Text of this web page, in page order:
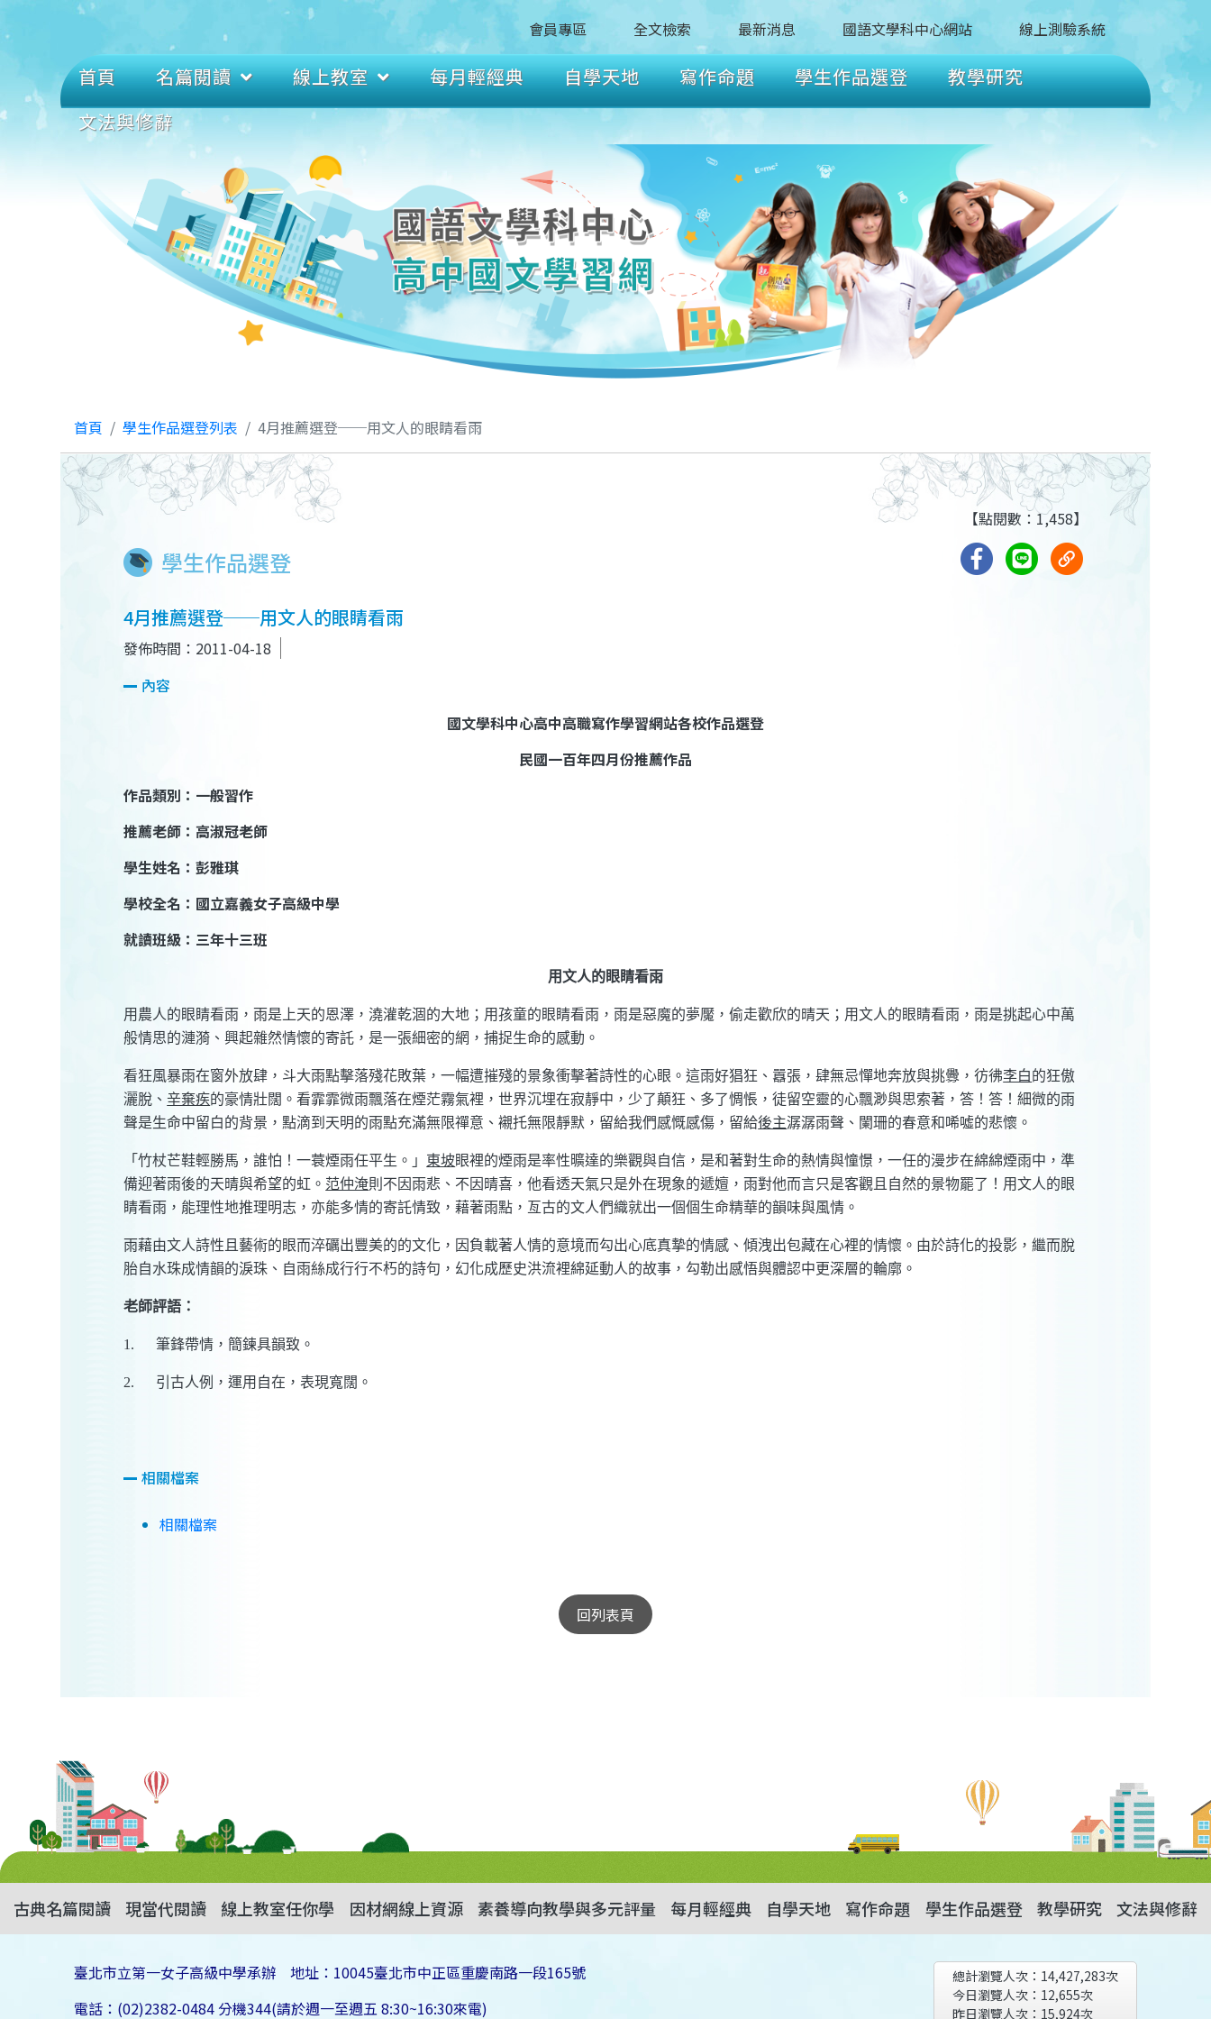
會員專區 全文檢索 最新消息 國語文學科中心網站 線上測驗系統
首頁 名篇閱讀 線上教室 每月輕經典 自學天地 寫作命題 學生作品選登
教學研究
文法與修辭
首頁 學生作品選登列表 4月推薦選登──用文人的眼睛看雨
學生作品選登
【點閱數：1,458】
4月推薦選登──用文人的眼睛看雨
發佈時間：2011-04-18
內容
國文學科中心高中高職寫作學習網站各校作品選登
民國一百年四月份推薦作品
作品類別：一般習作
推薦老師：高淑冠老師
學生姓名：彭雅琪
學校全名：國立嘉義女子高級中學
就讀班級：三年十三班
用文人的眼睛看雨
用農人的眼睛看雨，雨是上天的恩澤，澆灌乾涸的大地；用孩童的眼睛看雨，雨是惡魔的夢魘，偷走歡欣的晴天；用文人的眼睛看雨，雨是挑起心中萬
般情思的漣漪、興起雜然情懷的寄託，是一張細密的網，捕捉生命的感動。
看狂風暴雨在窗外放肆，斗大雨點擊落殘花敗葉，一幅遭摧殘的景象衝擊著詩性的心眼。這雨好猖狂、囂張，肆無忌憚地奔放與挑釁，彷彿李白的狂傲
灑脫、辛棄疾的豪情壯闊。看霏霏微雨飄落在煙茫霧氣裡，世界沉埋在寂靜中，少了顛狂、多了惆悵，徒留空靈的心飄渺與思索著，答！答！細微的雨
聲是生命中留白的背景，點滴到天明的雨點充滿無限禪意、襯托無限靜默，留給我們感慨感傷，留給後主潺潺雨聲、闌珊的春意和唏噓的悲懷。
「竹杖芒鞋輕勝馬，誰怕！一蓑煙雨任平生。」 東坡眼裡的煙雨是率性曠達的樂觀與自信，是和著對生命的熱情與憧憬，一任的漫步在綿綿煙雨中，準
備迎著雨後的天晴與希望的虹。 范仲淹則不因雨悲、不因晴喜，他看透天氣只是外在現象的遞嬗，雨對他而言只是客觀且自然的景物罷了！用文人的眼
睛看雨，能理性地推理明志，亦能多情的寄託情致，藉著雨點，亙古的文人們織就出一個個生命精華的韻味與風情。
雨藉由文人詩性且藝術的眼而淬礪出豐美的的文化，因負載著人情的意境而勾出心底真摯的情感、傾洩出包藏在心裡的情懷。由於詩化的投影，繼而脫
胎自水珠成情韻的淚珠、自雨絲成行行不朽的詩句，幻化成歷史洪流裡綿延動人的故事，勾勒出感悟與體認中更深層的輪廓。
老師評語：
1. 筆鋒帶情，簡鍊具韻致。
2. 引古人例，運用自在，表現寬闊。
相關檔案
相關檔案
回列表頁
古典名篇閱讀 現當代閱讀 線上教室任你學 因材網線上資源 素養導向教學與多元評量 每月輕經典 自學天地 寫作命題 學生作品選登 教學研究 文法與修辭
臺北市立第一女子高級中學承辦 地址：10045臺北市中正區重慶南路一段165號
電話：(02)2382-0484 分機344(請於週一至週五 8:30~16:30來電)
總計瀏覽人次： 14,427,283次
今日瀏覽人次： 12,655次
昨日瀏覽人次： 15,924次